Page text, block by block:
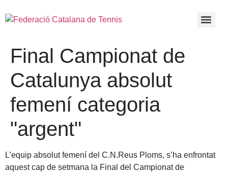
Final Campionat de
Catalunya absolut
femení categoria
"argent"
L’equip absolut femení del C.N.Reus Ploms, s’ha enfrontat
aquest cap de setmana la Final del Campionat de